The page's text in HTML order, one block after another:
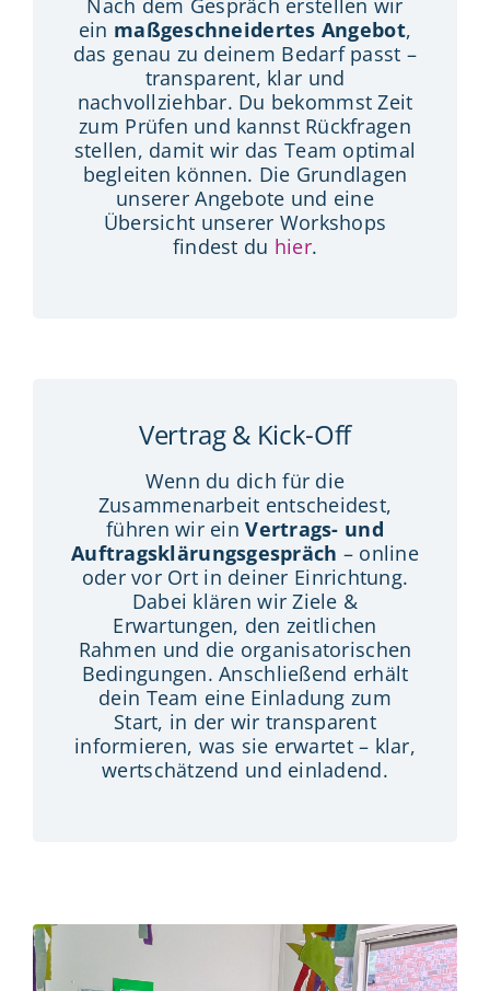
Nach dem Gespräch erstellen wir
ein maßgeschneidertes Angebot,
das genau zu deinem Bedarf passt –
transparent, klar und
nachvollziehbar. Du bekommst Zeit
zum Prüfen und kannst Rückfragen
stellen, damit wir das Team optimal
begleiten können. Die Grundlagen
unserer Angebote und eine
Übersicht unserer Workshops
findest du hier.
Vertrag & Kick-Off
Wenn du dich für die
Zusammenarbeit entscheidest,
führen wir ein Vertrags- und
Auftragsklärungsgespräch – online
oder vor Ort in deiner Einrichtung.
Dabei klären wir Ziele &
Erwartungen, den zeitlichen
Rahmen und die organisatorischen
Bedingungen. Anschließend erhält
dein Team eine Einladung zum
Start, in der wir transparent
informieren, was sie erwartet – klar,
wertschätzend und einladend.